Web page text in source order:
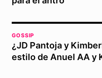
GOSSIP
¿JD Pantoja y
estilo de Anuel AA y